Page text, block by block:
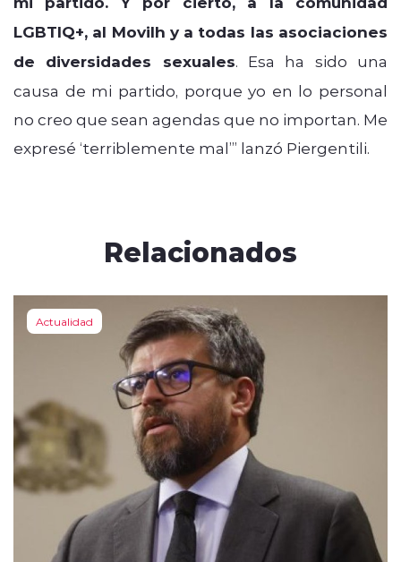
LGBTIQ+, al Movilh y a todas las asociaciones
de diversidades sexuales. Esa ha sido una
causa de mi partido, porque yo en lo personal
no creo que sean agendas que no importan. Me
expresé ‘terriblemente mal’” lanzó Piergentili.
Relacionados
Actualidad